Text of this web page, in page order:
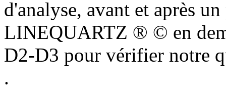
d'analyse, avant et après
LINEQUARTZ ® © en
D2-D3 pour vérifier notre
.